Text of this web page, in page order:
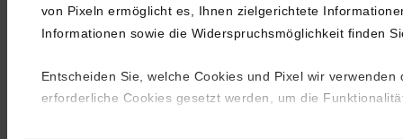
von Pixeln ermöglicht es, Ihnen zielgerichtete
Informationen sowie die Widerspruchsmöglichkeit finden
Entscheiden Sie, welche Cookies und Pixel wir
erforderliche Cookies gesetzt werden, um die